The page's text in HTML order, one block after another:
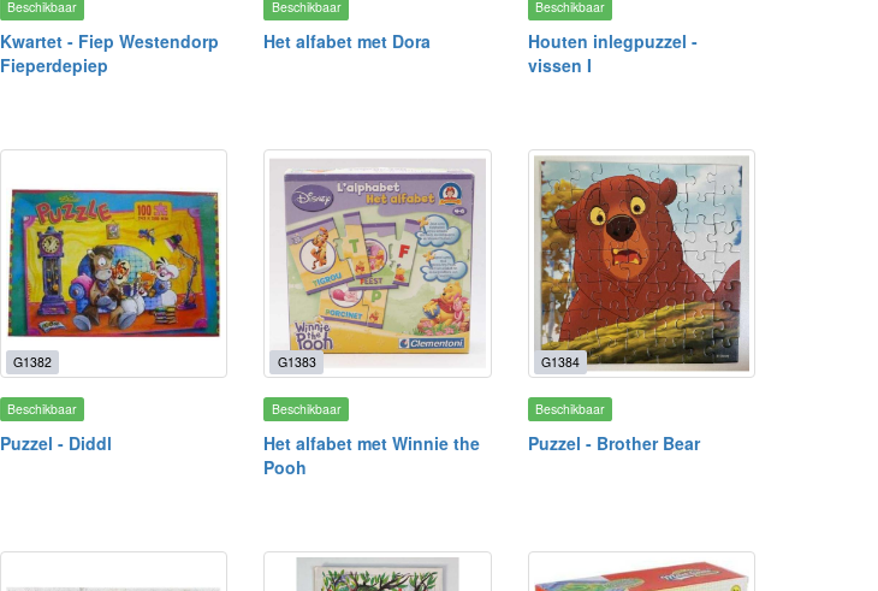
Beschikbaar
Kwartet - Fiep Westendorp
Fieperdepiep
Beschikbaar
Het alfabet met Dora
Beschikbaar
Houten inlegpuzzel -
vissen I
G1382
Beschikbaar
Puzzel - Diddl
G1383
Beschikbaar
Het alfabet met Winnie the
Pooh
G1384
Beschikbaar
Puzzel - Brother Bear